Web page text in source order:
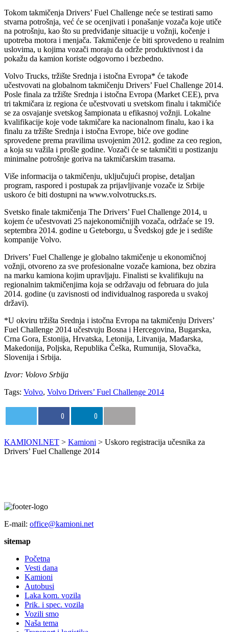
Tokom takmičenja Drivers’ Fuel Challenge neće se testirati samo
stvarna potrošnja, već će se ocenjivati i ponašanje vozača koje utiče
na potrošnju, kao što su predviđanje situacije u vožnji, kočenje i
upotreba motora i menjača. Takmičenje će biti sprovedeno u realnim
uslovima, u kojima vozači moraju da održe produktivnost i da
pokažu da kamion koriste odgovorno i bezbedno.
Volvo Trucks, tržište Srednja i istočna Evropa* će takođe
učestvovati na globalnom takmičenju Drivers’ Fuel Challenge 2014.
Posle finala za tržište Srednja i istočna Evropa (Market CEE), prva
tri takmičara iz regiona će učestvovati u svetskom finalu i takmičiće
se za osvajanje svetskog šampionata u efikasnoj vožnji. Lokalne
kvalifikacije koje vode takmičare ka nacionalnom finalu, kao i ka
finalu za tržište Srednja i istočna Evrope, biće ove godine
sprovedene prema pravilima usvojenim 2012. godine za ceo region,
a koja su važila i prošle godine. Vozači će se takmičiti u postizanju
minimalne potrošnje goriva na takmičarskim trasama.
Više informacija o takmičenju, uključujući propise, detaljan
program, raspored i postupak za prijavljivanje vozače iz Srbije
uskoro će biti dostupni na www.volvotrucks.rs.
Svetsko finale takmičenja The Drivers’ Fuel Challenge 2014, u
kojem će učestvovati 25 najekonomičnijih vozača, održaće se 19.
septembra 2014. godine u Geteborgu, u Švedskoj gde je i sedište
kompanije Volvo.
Drivers’ Fuel Challenge je globalno takmičenje u ekonomičnoj
vožnji, otvoreno za sve profesionalne vozače kamiona, bez obzira
na marku kamiona kojim upravljaju. Finalisti se kvalifikuju na
regionalnim takmičenjima koja se održavaju od februara do jula
2014. godine (u zavisnosti od individualnog rasporeda u svakoj
državi).
*U okviru tržišta Srednja i istočna Evropa na takmičenju Drivers’
Fuel Challenge 2014 učestvuju Bosna i Hercegovina, Bugarska,
Crna Gora, Estonija, Hrvatska, Letonija, Litvanija, Mađarska,
Makedonija, Poljska, Republika Češka, Rumunija, Slovačka,
Slovenija i Srbija.
Izvor: Volovo Srbija
Tags: Volvo, Volvo Drivers’ Fuel Challenge 2014
0 0
KAMIONI.NET > Kamioni > Uskoro registracija učesnika za
Drivers’ Fuel Challenge 2014
E-mail: office@kamioni.net
sitemap
Početna
Vesti dana
Kamioni
Autobusi
Laka kom. vozila
Prik. i spec. vozila
Vozili smo
Naša tema